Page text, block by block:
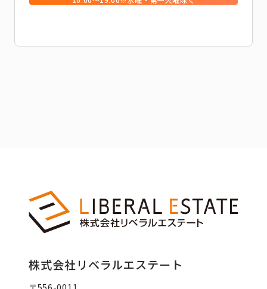
株式会社リベラルエステート